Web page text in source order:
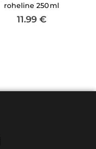
roheline 250 ml
11.99 €